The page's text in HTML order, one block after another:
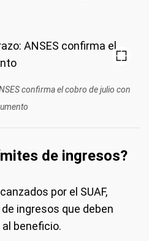
confirma el cobro de julio con
de ingresos?
por el SUAF,
ingresos que deben
beneficio.